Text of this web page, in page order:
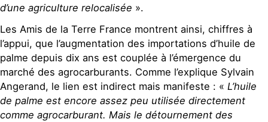
d’une agriculture relocalisée ».
Les Amis de la Terre France montrent ainsi, chiffres à
l’appui, que l’augmentation des importations d’huile de
palme depuis dix ans est couplée à l’émergence du
marché des agrocarburants. Comme l’explique Sylvain
Angerand, le lien est indirect mais manifeste : « L’huile
de palme est encore assez peu utilisée directement
comme agrocarburant. Mais le détournement des